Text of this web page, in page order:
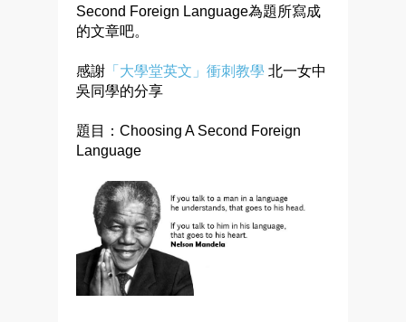
Second Foreign Language為題所寫成
的文章吧。
感謝 「大學堂英文」衝刺教學 北一女中
吳同學的分享
題目：Choosing A Second Foreign
Language